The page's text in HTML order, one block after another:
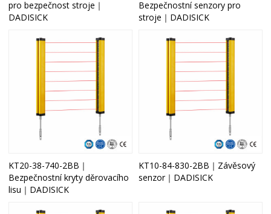
pro bezpečnost stroje｜
DADISICK
Bezpečnostní senzory pro
stroje｜DADISICK
KT20-38-740-2BB｜
Bezpečnostní kryty děrovacího
lisu｜DADISICK
KT10-84-830-2BB｜Závěsový
senzor｜DADISICK